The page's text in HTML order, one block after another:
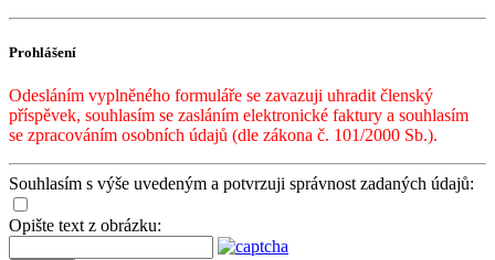
Prohlášení
Odesláním vyplněného formuláře se zavazuji uhradit členský
příspěvek, souhlasím se zasláním elektronické faktury a souhlasím
se zpracováním osobních údajů (dle zákona č. 101/2000 Sb.).
Souhlasím s výše uvedeným a potvrzuji správnost zadaných údajů:
Opište text z obrázku: